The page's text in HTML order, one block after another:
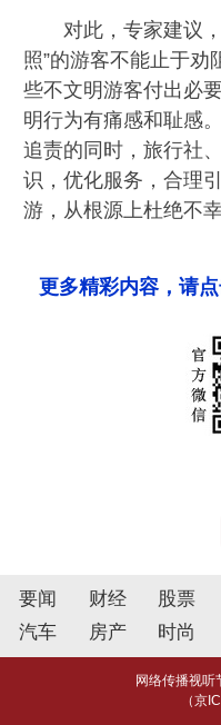
对此，专家建议，
照”的游客不能止于劝
些不文明游客付出必
明行为有痛感和耻感
追责的同时，旅行社
识，优化服务，合理
游，从根源上杜绝不
更多精彩内容，请
要闻 财经 股票
汽车
房产 时尚
网络传播视听
（京